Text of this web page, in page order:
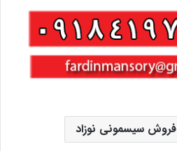
فروش سیسمونی نوزاد